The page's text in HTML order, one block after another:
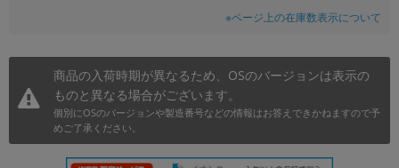
※ページ上の在庫数表示について
商品の入荷時期が異なるため、OSのバージョンは表示の
ものと異なる場合がございます。
個別にOSのバージョンや製造番号などの情報はお答えできかねますので予
めご了承ください。
円 ～ 円